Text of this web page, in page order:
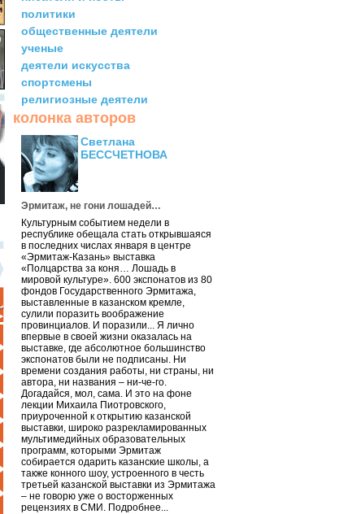
политики
общественные деятели
ученые
деятели искусства
спортсмены
религиозные деятели
колонка авторов
Светлана
БЕССЧЕТНОВА
Эрмитаж, не гони лошадей…
Культурным событием недели в
республике обещала стать открывшаяся
в последних числах января в центре
«Эрмитаж-Казань» выставка
«Полцарства за коня… Лошадь в
мировой культуре». 600 экспонатов из 80
фондов Государственного Эрмитажа,
выставленные в казанском кремле,
сулили поразить воображение
провинциалов. И поразили... Я лично
впервые в своей жизни оказалась на
выставке, где абсолютное большинство
экспонатов были не подписаны. Ни
времени создания работы, ни страны, ни
автора, ни названия – ни-че-го.
Догадайся, мол, сама. И это на фоне
лекции Михаила Пиотровского,
приуроченной к открытию казанской
выставки, широко разрекламированных
мультимедийных образовательных
программ, которыми Эрмитаж
собирается одарить казанские школы, а
также конного шоу, устроенного в честь
третьей казанской выставки из Эрмитажа
– не говорю уже о восторженных
рецензиях в СМИ. Подробнее...